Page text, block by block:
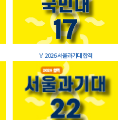
🏅 2026 서울과기대 합격